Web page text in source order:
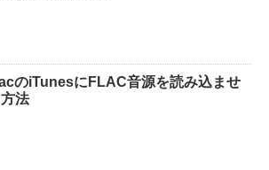
のiTunesにFLAC音源を読み込ませ
法